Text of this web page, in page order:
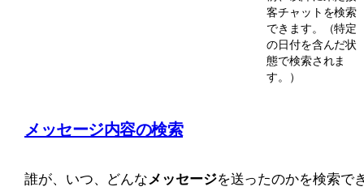
客チャットを検索
できます。（特定
の日付を含んだ状
態で検索されま
す。）
メッセージ内容の検索
誰が、いつ、どんなメッセージを送ったのかを検索で